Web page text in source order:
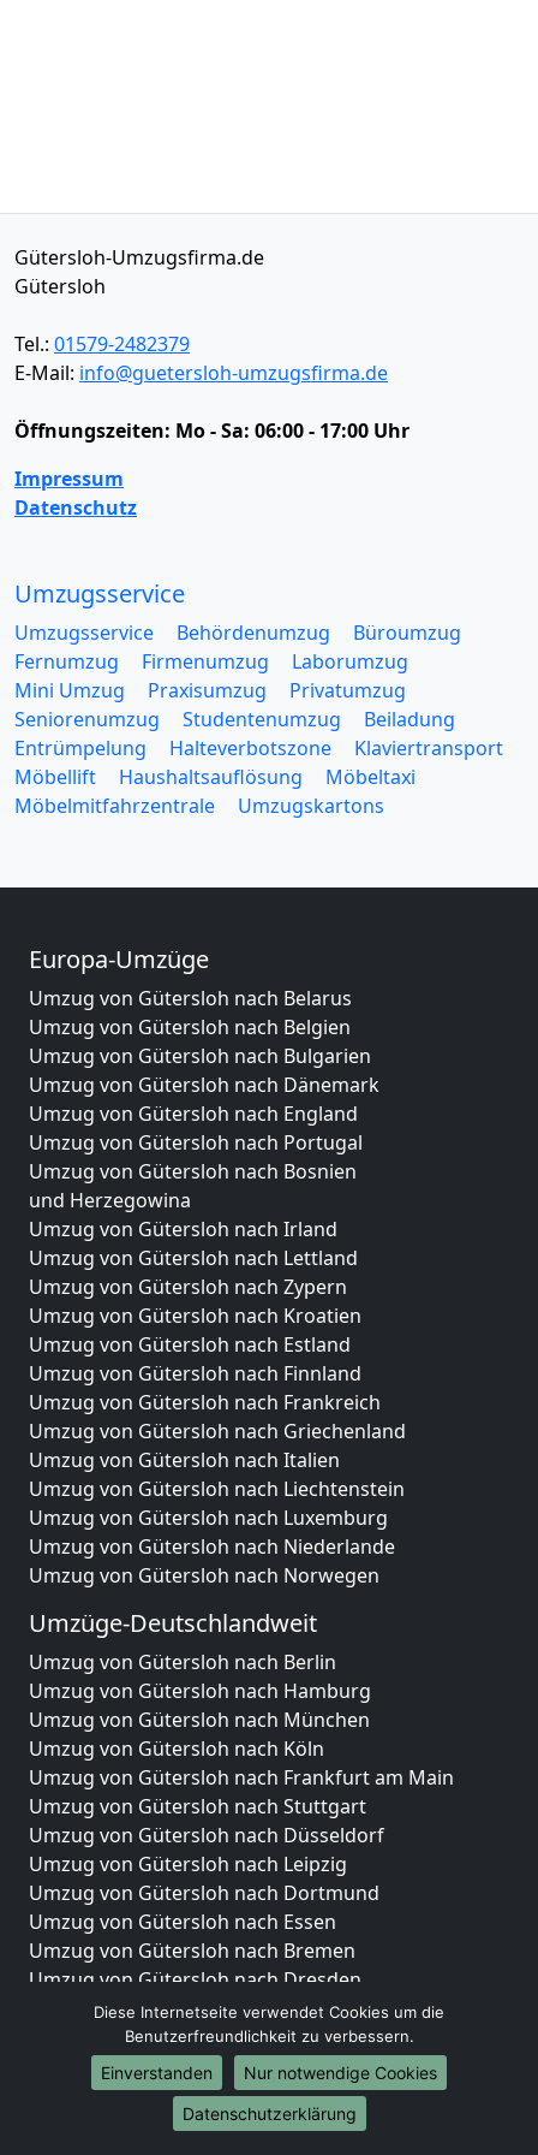
Gütersloh-Umzugsfirma.de
Gütersloh
Tel.: 01579-2482379
E-Mail: info@guetersloh-umzugsfirma.de
Öffnungszeiten: Mo - Sa: 06:00 - 17:00 Uhr
Impressum
Datenschutz
Umzugsservice
Umzugsservice Behördenumzug
Büroumzug
Fernumzug
Firmenumzug
Laborumzug
Mini Umzug
Praxisumzug
Privatumzug
Seniorenumzug
Studentenumzug
Beiladung
Entrümpelung
Halteverbotszone
Klaviertransport
Möbellift
Haushaltsauflösung
Möbeltaxi
Möbelmitfahrzentrale
Umzugskartons
Europa-Umzüge
Umzug von Gütersloh nach Belarus
Umzug von Gütersloh nach Belgien
Umzug von Gütersloh nach Bulgarien
Umzug von Gütersloh nach Dänemark
Umzug von Gütersloh nach England
Umzug von Gütersloh nach Portugal
Umzug von Gütersloh nach Bosnien
und Herzegowina
Umzug von Gütersloh nach Irland
Umzug von Gütersloh nach Lettland
Umzug von Gütersloh nach Zypern
Umzug von Gütersloh nach Kroatien
Umzug von Gütersloh nach Estland
Umzug von Gütersloh nach Finnland
Umzug von Gütersloh nach Frankreich
Umzug von Gütersloh nach Griechenland
Umzug von Gütersloh nach Italien
Umzug von Gütersloh nach Liechtenstein
Umzug von Gütersloh nach Luxemburg
Umzug von Gütersloh nach Niederlande
Umzug von Gütersloh nach Norwegen
Umzüge-Deutschlandweit
Umzug von Gütersloh nach Berlin
Umzug von Gütersloh nach Hamburg
Umzug von Gütersloh nach München
Umzug von Gütersloh nach Köln
Umzug von Gütersloh nach Frankfurt am Main
Umzug von Gütersloh nach Stuttgart
Umzug von Gütersloh nach Düsseldorf
Umzug von Gütersloh nach Leipzig
Umzug von Gütersloh nach Dortmund
Umzug von Gütersloh nach Essen
Umzug von Gütersloh nach Bremen
Umzug von Gütersloh nach Dresden
Umzug von Gütersloh nach Hannover
Umzug von Gütersloh nach Nürnberg
Umzug von Gütersloh nach Duisburg
Umzug von Gütersloh nach Bochum
Umzug von Gütersloh nach Wuppertal
Diese Internetseite verwendet Cookies um die
Benutzerfreundlichkeit zu verbessern.
Einverstanden
Nur notwendige Cookies
Datenschutzerklärung